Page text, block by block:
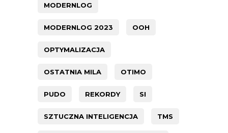
MODERNLOG
MODERNLOG 2023 OOH
OPTYMALIZACJA
OSTATNIA MILA OTIMO
PUDO REKORDY SI
SZTUCZNA INTELIGENCJA TMS